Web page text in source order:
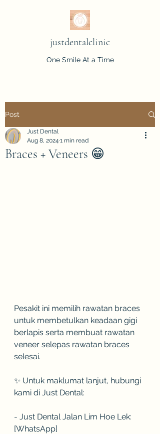
justdentalclinic
One Smile At a Time
Post
Braces + Veneers 😁
Just Dental
Aug 8, 2024 1 min read
Pesakit ini memilih rawatan braces
untuk membetulkan keadaan gigi
berlapis serta membuat rawatan
veneer selepas rawatan braces
selesai.
✨ Untuk maklumat lanjut, hubungi
kami di Just Dental:
- Just Dental Jalan Lim Hoe Lek:
[WhatsApp]